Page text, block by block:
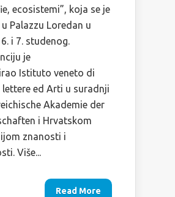
ecosistemi”, koja se je
Palazzu Loredan u
i 7. studenog.
je
Istituto veneto di
lettere ed Arti u suradnji
Akademie der
i Hrvatskom
znanosti i
Više...
Read More